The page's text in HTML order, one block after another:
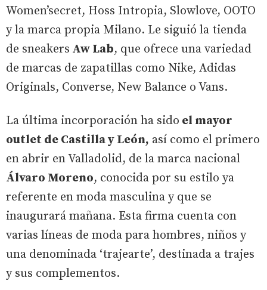
Women’secret, Hoss Intropia, Slowlove, OOTO
y la marca propia Milano. Le siguió la tienda
de sneakers Aw Lab, que ofrece una variedad
de marcas de zapatillas como Nike, Adidas
Originals, Converse, New Balance o Vans.
La última incorporación ha sido el mayor
outlet de Castilla y León, así como el primero
en abrir en Valladolid, de la marca nacional
Álvaro Moreno, conocida por su estilo ya
referente en moda masculina y que se
inaugurará mañana. Esta firma cuenta con
varias líneas de moda para hombres, niños y
una denominada ‘trajearte’, destinada a trajes
y sus complementos.